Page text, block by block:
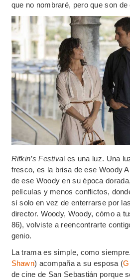
que no nombraré, pero que son
Rifkin’s Festival es una luz. Una
fresco, es la brisa de ese Woody
de ese Woody en su época
películas y menos conflictos,
sí solo en vez de enterrarse por
director. Woody, Woody, cómo a
86), volviste a reencontrarte
genio.
La trama es simple, como
Shawn) acompaña a su esposa (
de cine de San Sebastián porque